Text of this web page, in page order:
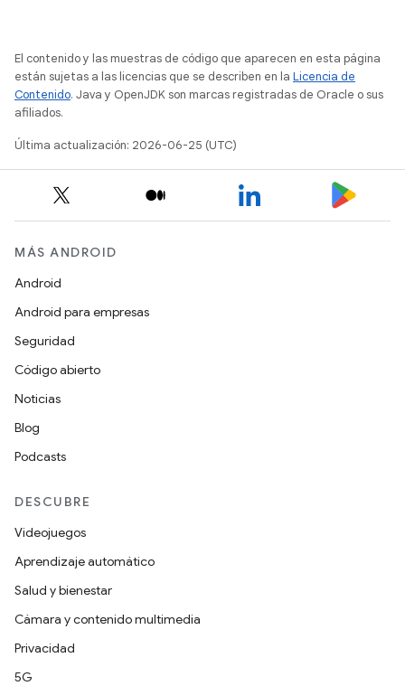
El contenido y las muestras de código que aparecen en esta página
están sujetas a las licencias que se describen en la Licencia de
Contenido. Java y OpenJDK son marcas registradas de Oracle o sus
afiliados.
Última actualización: 2026-06-25 (UTC)
MÁS ANDROID
Android
Android para empresas
Seguridad
Código abierto
Noticias
Blog
Podcasts
DESCUBRE
Videojuegos
Aprendizaje automático
Salud y bienestar
Cámara y contenido multimedia
Privacidad
5G